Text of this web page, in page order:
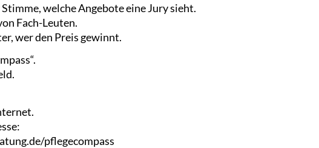
welche Angebote eine Jury sieht.
Fach-Leuten.
wer den Preis gewinnt.
pflegecompass